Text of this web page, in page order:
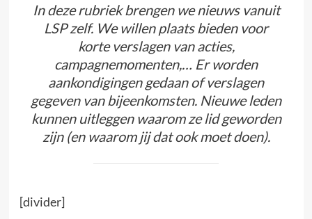
In deze rubriek brengen we nieuws vanuit
LSP zelf. We willen plaats bieden voor
korte verslagen van acties,
campagnemomenten,… Er worden
aankondigingen gedaan of verslagen
gegeven van bijeenkomsten. Nieuwe leden
kunnen uitleggen waarom ze lid geworden
zijn (en waarom jij dat ook moet doen).
[divider]